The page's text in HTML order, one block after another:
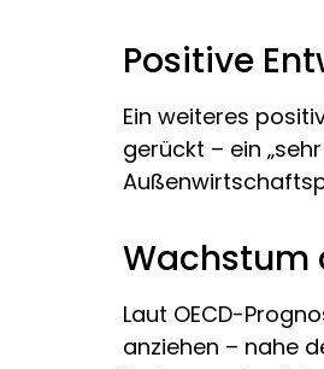
Positive
Ein weiteres
gerückt – ein
Wachstum
Laut OECD-
anziehen – nahe